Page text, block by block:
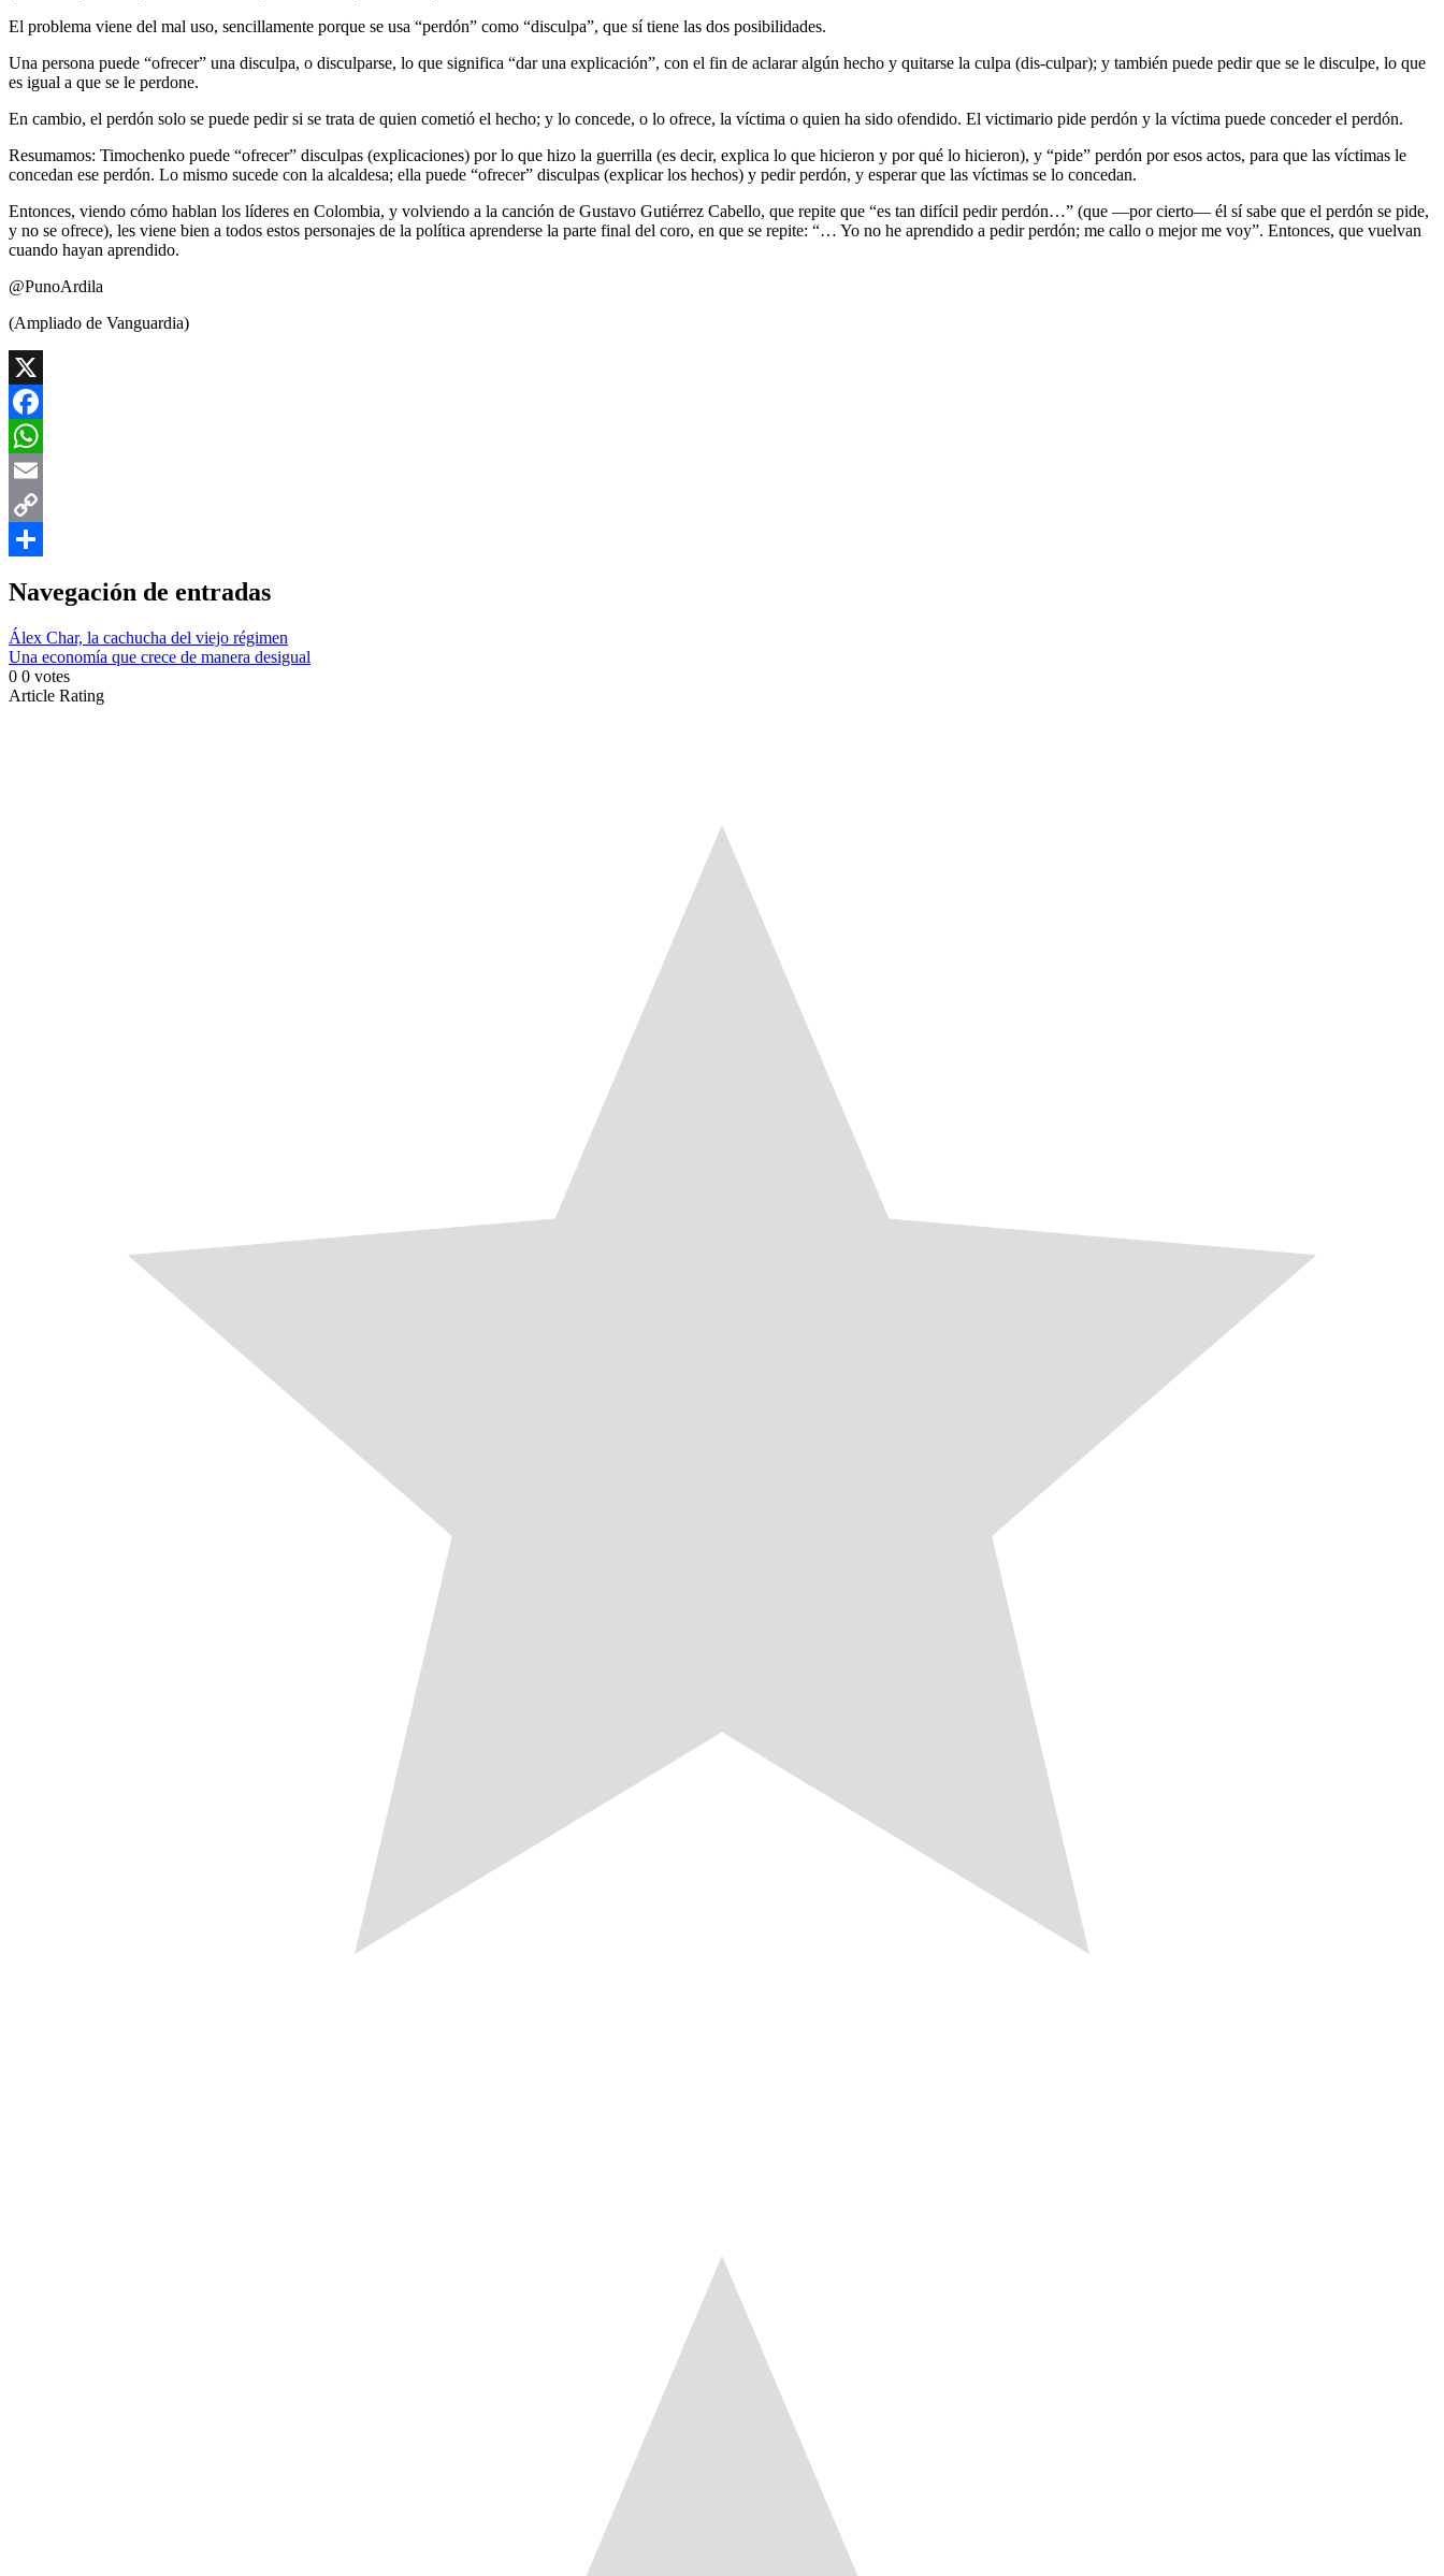
El problema viene del mal uso, sencillamente porque se usa “perdón” como “disculpa”, que sí tiene las dos posibilidades.
Una persona puede “ofrecer” una disculpa, o disculparse, lo que significa “dar una explicación”, con el fin de aclarar algún hecho y quitarse la culpa (dis-culpar); y también puede pedir que se le disculpe, lo que
es igual a que se le perdone.
En cambio, el perdón solo se puede pedir si se trata de quien cometió el hecho; y lo concede, o lo ofrece, la víctima o quien ha sido ofendido. El victimario pide perdón y la víctima puede conceder el perdón.
Resumamos: Timochenko puede “ofrecer” disculpas (explicaciones) por lo que hizo la guerrilla (es decir, explica lo que hicieron y por qué lo hicieron), y “pide” perdón por esos actos, para que las víctimas le
concedan ese perdón. Lo mismo sucede con la alcaldesa; ella puede “ofrecer” disculpas (explicar los hechos) y pedir perdón, y esperar que las víctimas se lo concedan.
Entonces, viendo cómo hablan los líderes en Colombia, y volviendo a la canción de Gustavo Gutiérrez Cabello, que repite que “es tan difícil pedir perdón…” (que —por cierto— él sí sabe que el perdón se pide,
y no se ofrece), les viene bien a todos estos personajes de la política aprenderse la parte final del coro, en que se repite: “… Yo no he aprendido a pedir perdón; me callo o mejor me voy”. Entonces, que vuelvan
cuando hayan aprendido.
@PunoArdila
(Ampliado de Vanguardia)
X
Facebook
WhatsApp
Email
Copy
Navegación de entradas
Álex Char, la cachucha del viejo régimen
Una economía que crece de manera desigual
0 0 votes
Article Rating